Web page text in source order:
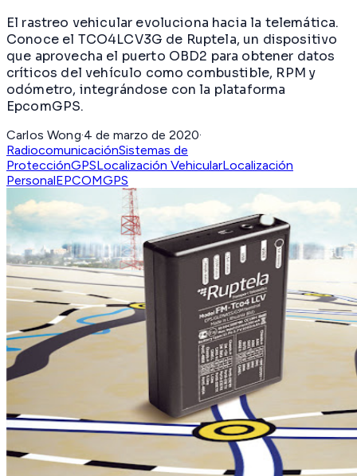
El rastreo vehicular evoluciona hacia la telemática.
Conoce el TCO4LCV3G de Ruptela, un dispositivo
que aprovecha el puerto OBD2 para obtener datos
críticos del vehículo como combustible, RPM y
odómetro, integrándose con la plataforma
EpcomGPS.
Carlos Wong·4 de marzo de 2020·
RadiocomunicaciónSistemas de
ProtecciónGPSLocalización VehicularLocalización
PersonalEPCOMGPS